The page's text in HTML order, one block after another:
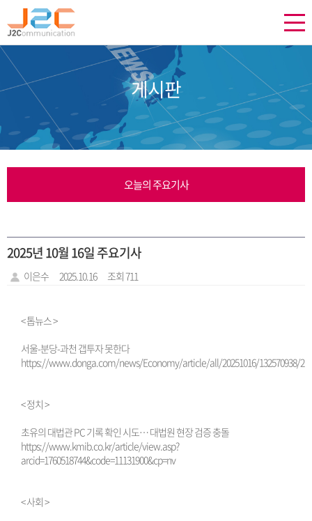
게시판
오늘의 주요기사
2025년 10월 16일 주요기사
이은수 2025.10.16 조회 711
< 톱뉴스 >
서울-분당-과천 갭투자 못한다
https://www.donga.com/news/Economy/article/all/20251016/132570938/2
< 정치 >
초유의 대법관 PC 기록 확인 시도… 대법원 현장 검증 충돌
https://www.kmib.co.kr/article/view.asp?
arcid=1760518744&code=11131900&cp=nv
< 사회 >